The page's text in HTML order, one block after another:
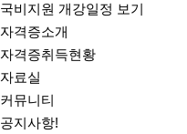
국비지원 개강일정 보기
자격증소개
자격증취득현황
자료실
커뮤니티
공지사항!